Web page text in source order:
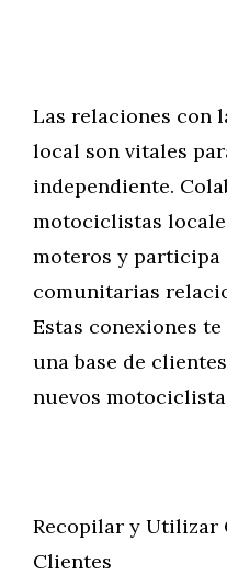
Las relaciones con
local son vitales
independiente.
motociclistas
moteros y participa
comunitarias
Estas conexiones
una base de
nuevos
Recopilar y Utilizar
Clientes